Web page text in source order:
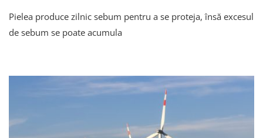
Purificatoare
Care
Sunt
Cum
Se
Pielea produce zilnic sebum pentru a se proteja, însă excesul
de sebum se poate acumula